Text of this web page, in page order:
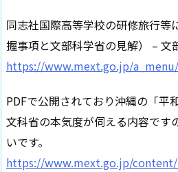
同志社国際高等学校の研修旅行等
握事項と文部科学省の見解） – 文
https://www.mext.go.jp/
PDFで公開されており沖縄の「平
文科省の本気度が伺える内容です
いです。
https://www.mext.go.jp/content/